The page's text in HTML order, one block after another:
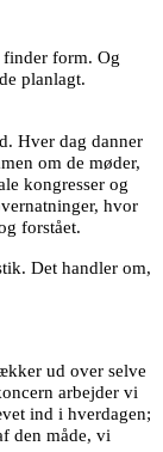
finder form. Og
planlagt.
Hver dag danner
om de møder,
kongresser og
hvor
forstået.
Det handler om,
ud over selve
arbejder vi
ind i hverdagen;
den måde, vi